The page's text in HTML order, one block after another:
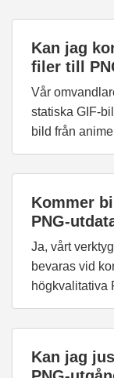
Kan jag
filer till
Vår
statiska GIF-
bild från
Kommer
PNG-
Ja, vårt
bevaras vid
högkvalitativa
Kan jag